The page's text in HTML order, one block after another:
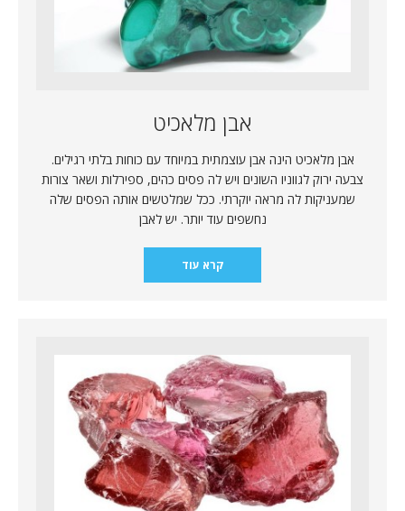
אבן מלאכיט
אבן מלאכיט הינה אבן עוצמתית במיוחד עם כוחות בלתי רגילים.
צבעה ירוק לגווניו השונים ויש לה פסים כהים, ספירלות ושאר צורות
שמעניקות לה מראה יוקרתי. ככל שמלטשים אותה הפסים שלה
נחשפים עוד יותר. יש לאבן
קרא עוד